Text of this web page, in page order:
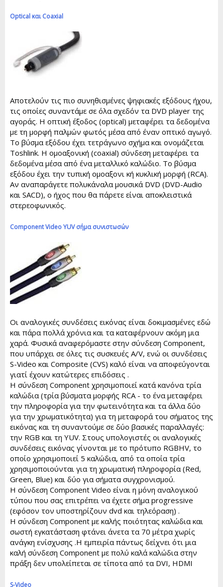
Optical και Coaxial
Αποτελούν τις πιο συνηθισμένες ψηφιακές εξόδους ήχου,
τις οποίες συναντάμε σε όλα σχεδόν τα DVD player της
αγοράς. Η οπτική έξοδος (optical) μεταφέρει τα δεδομένα
με τη μορφή παλμών φωτός μέσα από έναν οπτικό αγωγό.
Το βύσμα εξόδου έχει τετράγωνο σχήμα και ονομάζεται
Toshlink. Η ομοαξονική (coaxial) σύνδεση μεταφέρει τα
δεδομένα μέσα από ένα μεταλλικό καλώδιο. Το βύσμα
εξόδου έχει την τυπική ομοαξονι κή κυκλική μορφή (RCA).
Αν αναπαράγετε πολυκάναλα μουσικά DVD (DVD-Audio
και SACD), ο ήχος που θα πάρετε είναι αποκλειστικά
στερεοφωνικός.
Component Video YUV σήμα συνιστωσών
Οι αναλογικές συνδέσεις εικόνας είναι δοκιμασμένες εδώ
και πάρα πολλά χρόνια και τα καταφέρνουν ακόμη μια
χαρά. Φυσικά αναφερόμαστε στην σύνδεση Component,
που υπάρχει σε όλες τις συσκευές A/V, ενώ οι συνδέσεις
S-Video και Composite (CVS) καλό είναι να αποφεύγονται
γιατί έχουν κατώτερες επιδόσεις .
Η σύνδεση Component χρησιμοποιεί κατά κανόνα τρία
καλώδια (τρία βύσματα μορφής RCA - το ένα μεταφέρει
την πληροφορία για την φωτεινότητα και τα άλλα δύο
για την χρωματικότητα) για τη μεταφορά του σήματος της
εικόνας και τη συναντούμε σε δύο βασικές παραλλαγές:
την RGB και τη YUV. Στους υπολογιστές οι αναλογικές
συνδέσεις εικόνας γίνονται με το πρότυπο RGBHV, το
οποίο χρησιμοποιεί 5 καλώδια, από τα οποία τρία
χρησιμοποιούνται για τη χρωματική πληροφορία (Red,
Green, Blue) και δύο για σήματα συγχρονισμού.
Η σύνδεση Component Video είναι η μόνη αναλογικού
τύπου που σας επιτρέπει να έχετε σήμα progressive
(εφόσον τον υποστηρίζουν dvd και τηλεόραση) .
Η σύνδεση Component με καλής ποιότητας καλώδια και
σωστή εγκατάσταση φτάνει άνετα τα 70 μέτρα χωρίς
ανάγκη ενίσχυσης .Η εμπειρία πάντως δείχνει ότι μια
καλή σύνδεση Component με πολύ καλά καλώδια στην
πράξη δεν υπολείπεται σε τίποτα από τα DVI, HDMI
S-Video